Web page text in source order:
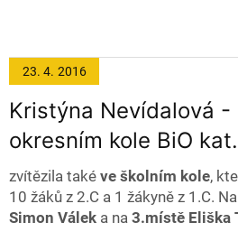
23. 4. 2016
Kristýna Nevídalová
okresním kole BiO
zvítězila také ve školním kole,
10 žáků z 2.C a 1 žákyně z 1.C. Na
Simon Válek a na 3.místě Eliška